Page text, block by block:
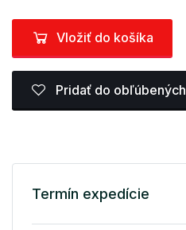
Vložiť do košíka
Pridať do obľúbených
Termín expedície